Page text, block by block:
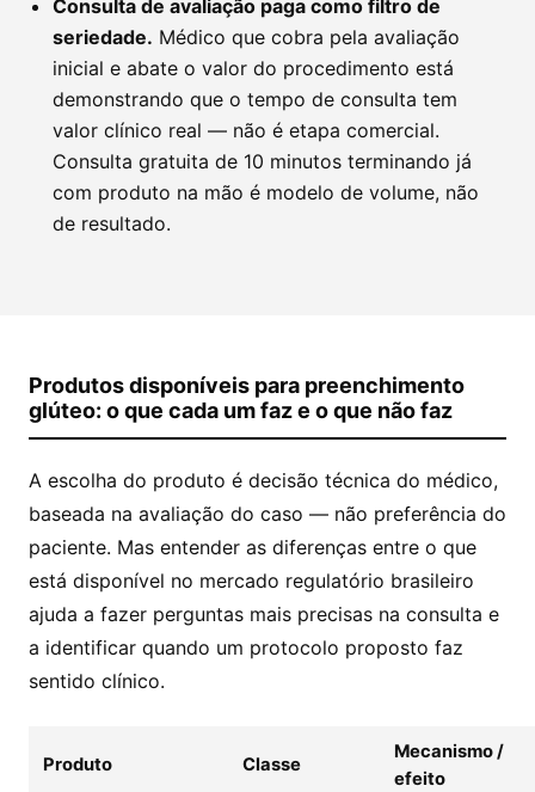
Consulta de avaliação paga como filtro de
seriedade. Médico que cobra pela avaliação
inicial e abate o valor do procedimento está
demonstrando que o tempo de consulta tem
valor clínico real — não é etapa comercial.
Consulta gratuita de 10 minutos terminando já
com produto na mão é modelo de volume, não
de resultado.
Produtos disponíveis para preenchimento
glúteo: o que cada um faz e o que não faz
A escolha do produto é decisão técnica do médico,
baseada na avaliação do caso — não preferência do
paciente. Mas entender as diferenças entre o que
está disponível no mercado regulatório brasileiro
ajuda a fazer perguntas mais precisas na consulta e
a identificar quando um protocolo proposto faz
sentido clínico.
Produto Classe
Mecanismo /
efeito